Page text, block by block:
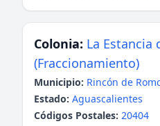
Colonia: La Estancia
(Fraccionamiento)
Municipio: Rincón de
Estado: Aguascalientes
Códigos Postales: 20404